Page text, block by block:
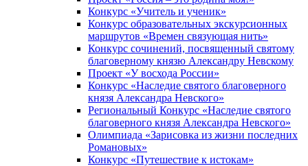
Конкурс «Учитель и ученик»
Конкурс образовательных экскурсионных
маршрутов «Времен связующая нить»
Конкурс сочинений, посвященный святому
благоверному князю Александру Невскому
Проект «У восхода России»
Конкурс «Наследие святого благоверного
князя Александра Невского»
Региональный Конкурс «Наследие святого
благоверного князя Александра Невского»
Олимпиада «Зарисовка из жизни последних
Романовых»
Конкурс «Путешествие к истокам»